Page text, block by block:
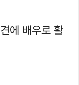
에 배우로 활